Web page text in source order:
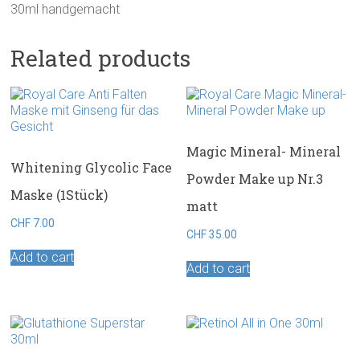
30ml handgemacht
Related products
Whitening Glycolic Face
Maske (1Stück)
CHF 7.00
Add to cart
Magic Mineral- Mineral
Powder Make up Nr.3
matt
CHF35.00
Add to cart